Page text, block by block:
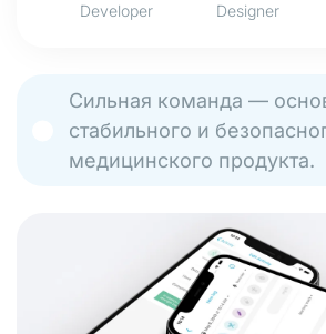
Developer
Designer
Сильная команда —
стабильного и
медицинского продукта.